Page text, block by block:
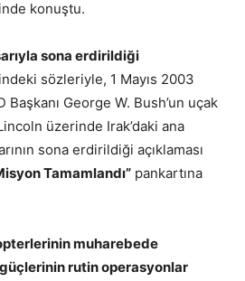
konuştu.
sona erdirildiği
sözleriyle, 1 Mayıs 2003
George W. Bush’un uçak
üzerinde Irak’daki ana
sona erdirildiği açıklaması
Tamamlandı” pankartına
muharebede
güçlerinin rutin operasyonlar